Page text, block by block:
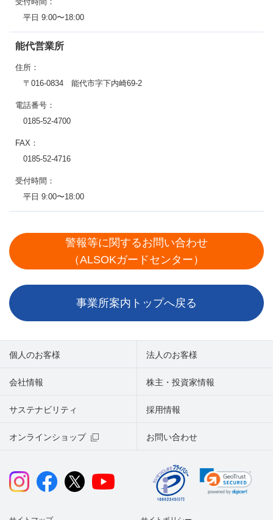
平日 9:00〜18:00
能代営業所
住所：
〒016-0834 能代市字下内崎69-2
電話番号：
0185-52-4700
FAX：
0185-52-4716
受付時間：
平日 9:00〜18:00
警報等に関するお問い合わせ
（ALSOKガードセンター）
事業所案内トップへ戻る
個人のお客様 法人のお客様
会社情報 株主・投資家情報
サステナビリティ
オンラインショップ お問い合わせ
採用情報